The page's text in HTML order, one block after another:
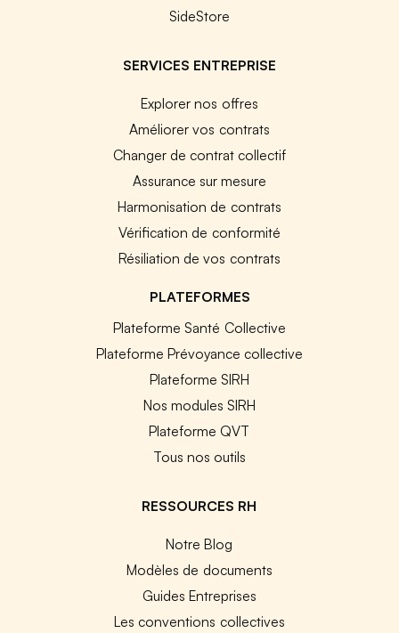
SideStore
SERVICES ENTREPRISE
Explorer nos offres
Améliorer vos contrats
Changer de contrat collectif
Assurance sur mesure
Harmonisation de contrats
Vérification de conformité
Résiliation de vos contrats
PLATEFORMES
Plateforme Santé Collective
Plateforme Prévoyance collective
Plateforme SIRH
Nos modules SIRH
Plateforme QVT
Tous nos outils
RESSOURCES RH
Notre Blog
Modèles de documents
Guides Entreprises
Les conventions collectives